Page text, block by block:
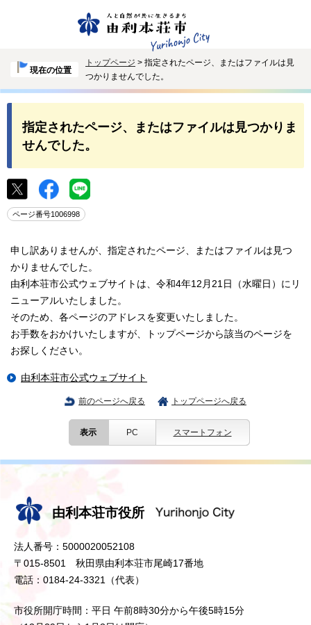
現在の位置
トップページ > 指定されたページ、またはファイルは見
つかりませんでした。
指定されたページ、またはファイルは見つかりま
せんでした。
ページ番号1006998
申し訳ありませんが、指定されたページ、またはファイルは見つ
かりませんでした。
由利本荘市公式ウェブサイトは、令和4年12月21日（水曜日）にリ
ニューアルいたしました。
そのため、各ページのアドレスを変更いたしました。
お手数をおかけいたしますが、トップページから該当のページを
お探しください。
由利本荘市公式ウェブサイト
前のページへ戻る トップページへ戻る
表示 PC スマートフォン
由利本荘市役所
法人番号：5000020052108
〒015-8501 秋田県由利本荘市尾崎17番地
電話：0184-24-3321（代表）
市役所開庁時間：平日 午前8時30分から午後5時15分